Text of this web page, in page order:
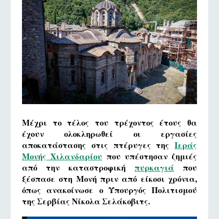
Μέχρι το τέλος του τρέχοντος έτους θα
έχουν ολοκληρωθεί οι εργασίες
αποκατάστασης στις πτέρυγες τηςΙεράς
Μονής Χιλανδαρίου που υπέστησαν ζημιές
από την καταστροφικήπυρκαγιά που
ξέσπασε στη Μονή πριν από είκοσι χρόνια,
όπως ανακοίνωσε ο Υπουργός Πολιτισμού
της Σερβίας Νίκολα Σελάκοβιτς.